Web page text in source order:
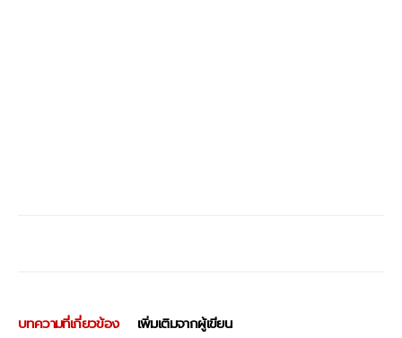
บทความที่เกี่ยวข้อง เพิ่มเติมจากผู้เขียน